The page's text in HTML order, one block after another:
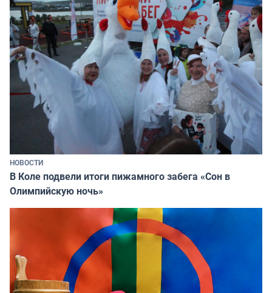
НОВОСТИ
В Коле подвели итоги пижамного забега «Сон в
Олимпийскую ночь»